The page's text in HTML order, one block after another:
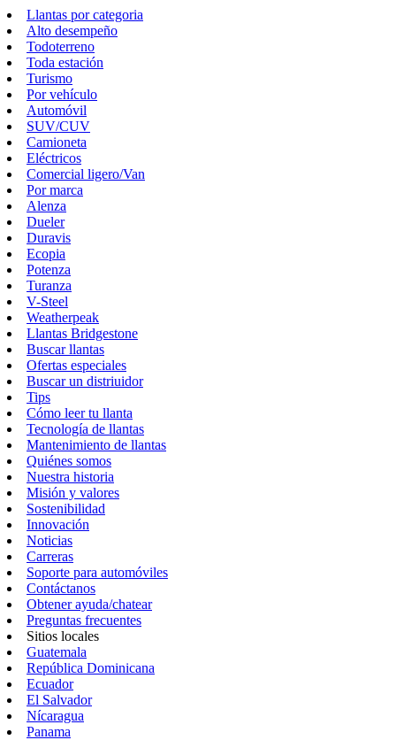
Llantas por categoria
Alto desempeño
Todoterreno
Toda estación
Turismo
Por vehículo
Automóvil
SUV/CUV
Camioneta
Eléctricos
Comercial ligero/Van
Por marca
Alenza
Dueler
Duravis
Ecopia
Potenza
Turanza
V-Steel
Weatherpeak
Llantas Bridgestone
Buscar llantas
Ofertas especiales
Buscar un distriuidor
Tips
Cómo leer tu llanta
Tecnología de llantas
Mantenimiento de llantas
Quiénes somos
Nuestra historia
Misión y valores
Sostenibilidad
Innovación
Noticias
Carreras
Soporte para automóviles
Contáctanos
Obtener ayuda/chatear
Preguntas frecuentes
Sitios locales
Guatemala
República Dominicana
Ecuador
El Salvador
Nícaragua
Panama